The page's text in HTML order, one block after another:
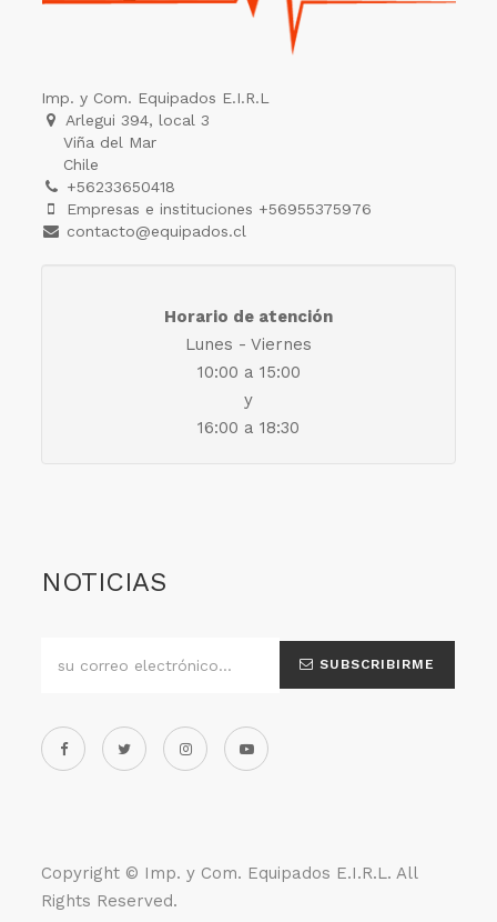
Imp. y Com. Equipados E.I.R.L
Arlegui 394, local 3
Viña del Mar
Chile
+56233650418
Empresas e instituciones +56955375976
contacto@equipados.cl
Horario de atención
Lunes - Viernes
10:00 a 15:00
y
16:00 a 18:30
NOTICIAS
SUBSCRIBIRME
Copyright © Imp. y Com. Equipados E.I.R.L. All
Rights Reserved.